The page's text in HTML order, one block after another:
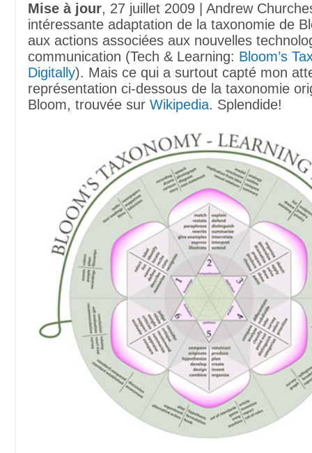
Mise à jour, 27 juillet 2009 | Andrew
intéressante adaptation de la taxonomie de
aux actions associées aux nouvelles
communication (Tech & Learning: Bloom’s
Digitally). Mais ce qui a surtout capté mon
représentation ci-dessous de la taxonomie
Bloom, trouvée sur Wikipedia. Splendide!